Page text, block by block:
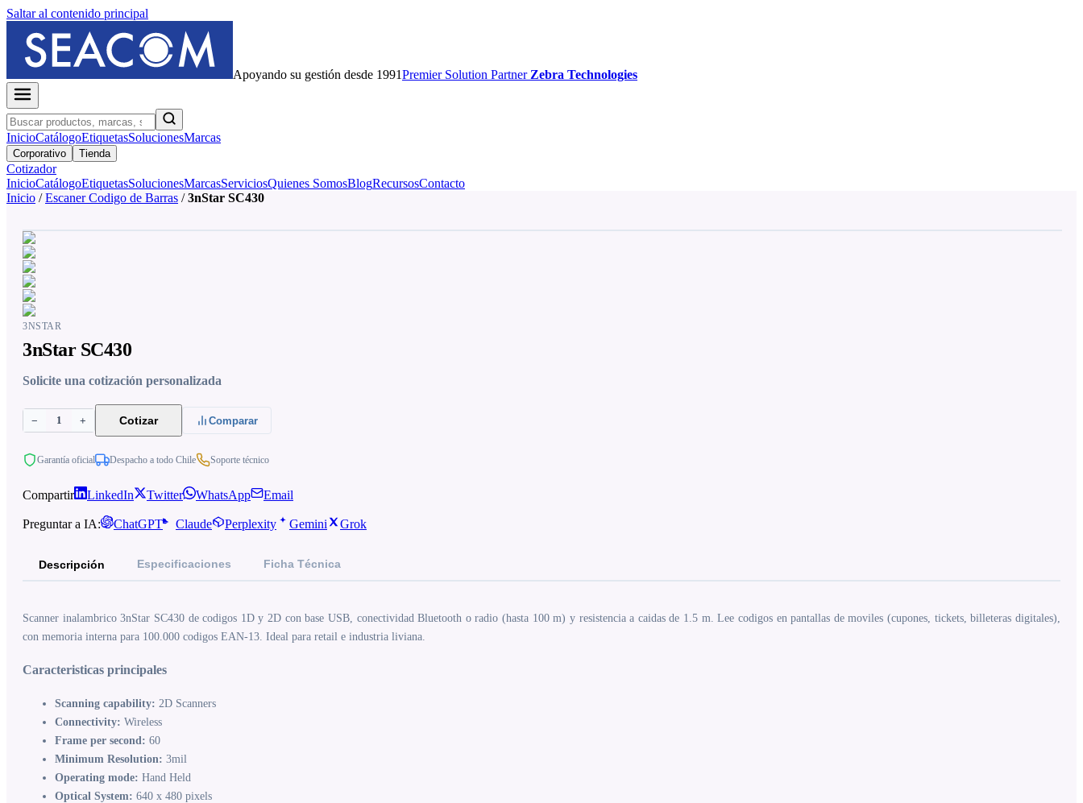
Saltar al contenido principal
Apoyando su gestión desde 1991PremierSolution Partner Zebra Technologies
InicioCatálogoEtiquetasSolucionesMarcas
Corporativo Tienda
Cotizador
InicioCatálogoEtiquetasSolucionesMarcasServiciosQuienes SomosBlogRecursosContacto
Inicio / Escaner Codigo de Barras / 3nStar SC430
3NSTAR
3nStar SC430
Solicite una cotización personalizada
− 1 + Cotizar Comparar
Garantía oficial Despacho a todo Chile Soporte técnico
Compartir LinkedIn Twitter WhatsApp Email
Preguntar a IA: ChatGPT Claude Perplexity Gemini Grok
Descripción Especificaciones Ficha Técnica
Scanner inalambrico 3nStar SC430 de codigos 1D y 2D con base USB, conectividad Bluetooth o radio (hasta 100 m) y resistencia a caidas de 1.5 m. Lee codigos en pantallas de moviles (cupones, tickets, billeteras digitales),
con memoria interna para 100.000 codigos EAN-13. Ideal para retail e industria liviana.
Caracteristicas principales
Scanning capability: 2D Scanners
Connectivity: Wireless
Frame per second: 60
Minimum Resolution: 3mil
Operating mode: Hand Held
Optical System: 640 x 480 pixels